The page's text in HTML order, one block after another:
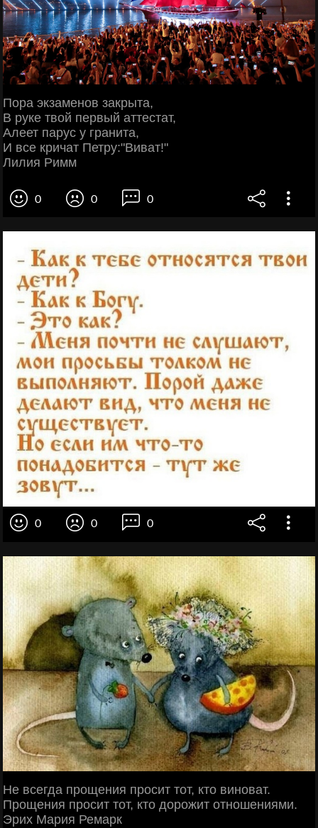
Пора экзаменов закрыта,
В руке твой первый аттестат,
Алеет парус у гранита,
И все кричат Петру:"Виват!"
Лилия Римм
0 0 0
0 0 0
Не всегда прощения просит тот, кто виноват.
Прощения просит тот, кто дорожит отношениями.
Эрих Мария Ремарк